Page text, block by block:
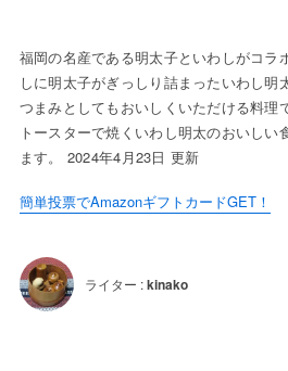
福岡の名産である明太子といわしがコラ
しに明太子がぎっしり詰まったいわし明
つまみとしてもおいしくいただける料理
トースターで焼くいわし明太のおいしい
ます。 2024年4月23日 更新
簡単投票でAmazonギフトカードGET！
ライター :kinako